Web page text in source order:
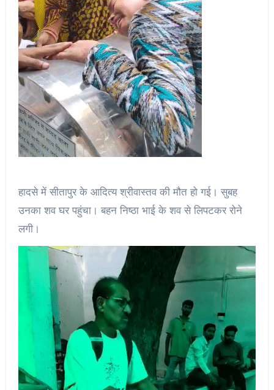
हादसे में सीतापुर के आदित्य श्रीवास्तव की मौत हो गई। सुबह
उनका शव घर पहुंचा। बहन निष्ठा भाई के शव से लिपटकर रोने
लगी।